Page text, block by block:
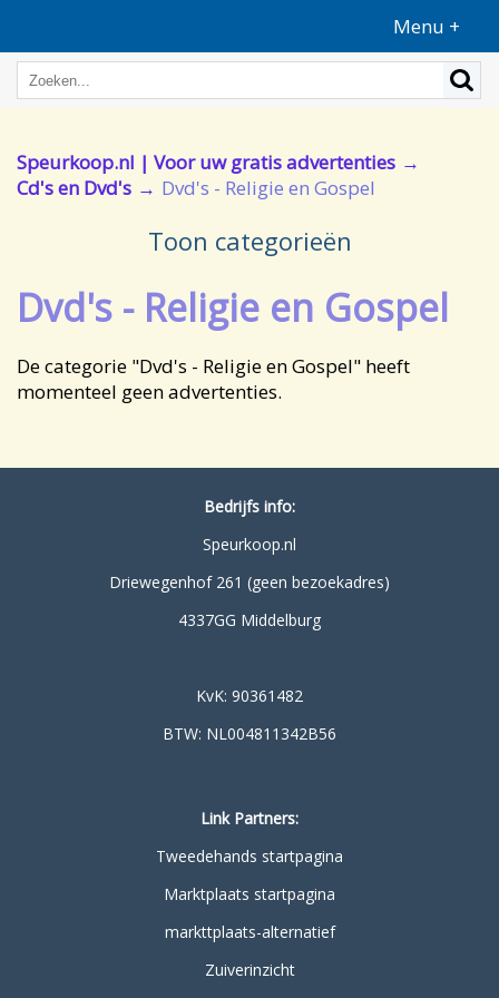
Menu +
Speurkoop.nl | Voor uw gratis advertenties
Cd's en Dvd's
Dvd's - Religie en Gospel
Toon categorieën
Dvd's - Religie en Gospel
De categorie "Dvd's - Religie en Gospel" heeft
momenteel geen advertenties.
Bedrijfs info:
Speurkoop.nl
Driewegenhof 261 (geen bezoekadres)
4337GG Middelburg
KvK: 90361482
BTW: NL004811342B56
Link Partners:
Tweedehands startpagina
Marktplaats startpagina
markttplaats-alternatief
Zuiverinzicht